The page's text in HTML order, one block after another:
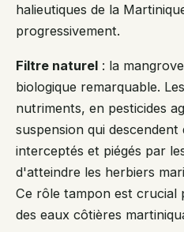
halieutiques de la
progressivement.
Filtre naturel : la
biologique remarquable.
nutriments, en pesticides
suspension qui
interceptés et piégés par
d'atteindre les herbiers
Ce rôle tampon est crucial
des eaux côtières